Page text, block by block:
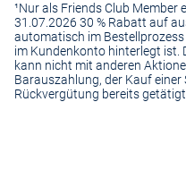
¹Nur als Friends Club Member
31.07.2026 30 % Rabatt auf
automatisch im
im Kundenkonto hinterlegt ist.
kann nicht mit anderen
Barauszahlung, der Kauf
Rückvergütung bereits